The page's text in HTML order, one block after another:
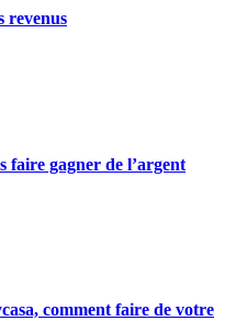
revenus
faire gagner de l’argent
comment faire de votre